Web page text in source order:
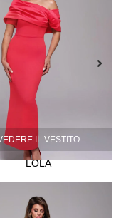
IL VESTITO
LOLA